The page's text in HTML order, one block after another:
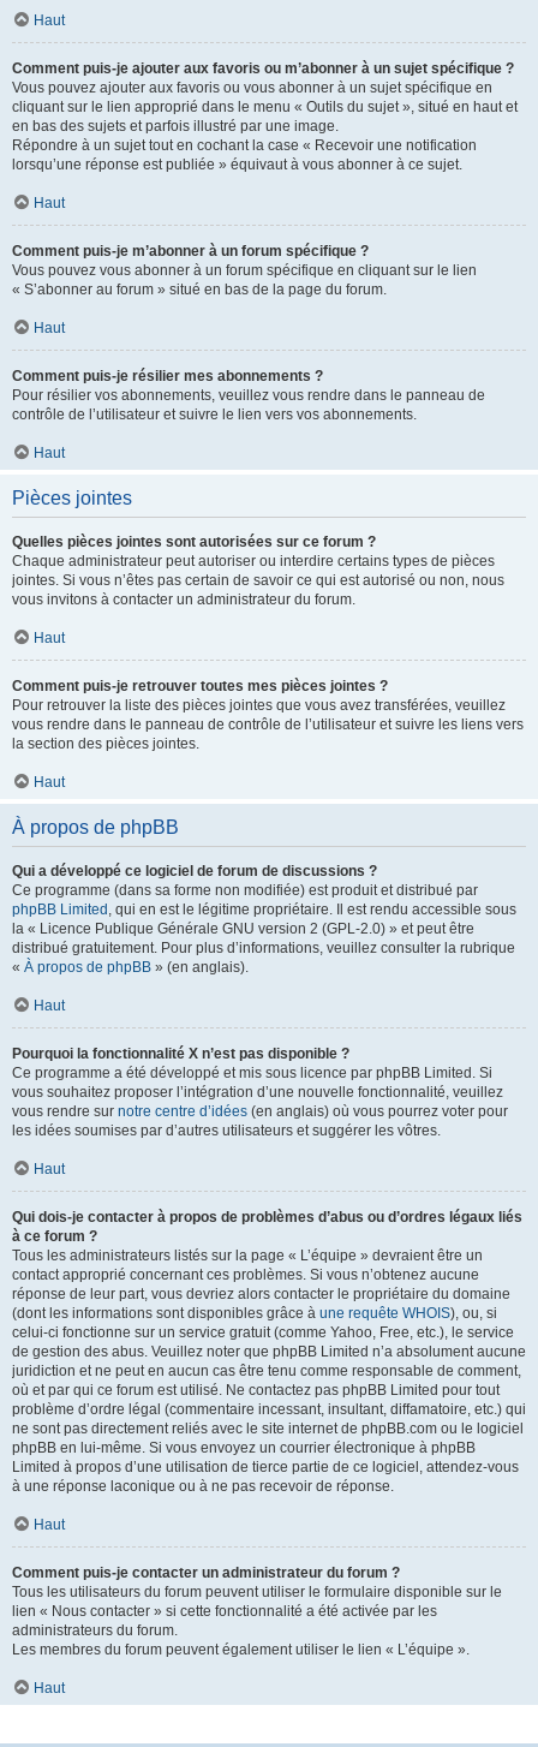
Haut
Comment puis-je ajouter aux favoris ou m’abonner à un sujet spécifique ?
Vous pouvez ajouter aux favoris ou vous abonner à un sujet spécifique en
cliquant sur le lien approprié dans le menu « Outils du sujet », situé en haut et
en bas des sujets et parfois illustré par une image.
Répondre à un sujet tout en cochant la case « Recevoir une notification
lorsqu’une réponse est publiée » équivaut à vous abonner à ce sujet.
Haut
Comment puis-je m’abonner à un forum spécifique ?
Vous pouvez vous abonner à un forum spécifique en cliquant sur le lien
« S’abonner au forum » situé en bas de la page du forum.
Haut
Comment puis-je résilier mes abonnements ?
Pour résilier vos abonnements, veuillez vous rendre dans le panneau de
contrôle de l’utilisateur et suivre le lien vers vos abonnements.
Haut
Pièces jointes
Quelles pièces jointes sont autorisées sur ce forum ?
Chaque administrateur peut autoriser ou interdire certains types de pièces
jointes. Si vous n’êtes pas certain de savoir ce qui est autorisé ou non, nous
vous invitons à contacter un administrateur du forum.
Haut
Comment puis-je retrouver toutes mes pièces jointes ?
Pour retrouver la liste des pièces jointes que vous avez transférées, veuillez
vous rendre dans le panneau de contrôle de l’utilisateur et suivre les liens vers
la section des pièces jointes.
Haut
À propos de phpBB
Qui a développé ce logiciel de forum de discussions ?
Ce programme (dans sa forme non modifiée) est produit et distribué par
phpBB Limited , qui en est le légitime propriétaire. Il est rendu accessible sous
la « Licence Publique Générale GNU version 2 (GPL-2.0) » et peut être
distribué gratuitement. Pour plus d’informations, veuillez consulter la rubrique
« À propos de phpBB » (en anglais).
Haut
Pourquoi la fonctionnalité X n’est pas disponible ?
Ce programme a été développé et mis sous licence par phpBB Limited. Si
vous souhaitez proposer l’intégration d’une nouvelle fonctionnalité, veuillez
vous rendre sur notre centre d’idées (en anglais) où vous pourrez voter pour
les idées soumises par d’autres utilisateurs et suggérer les vôtres.
Haut
Qui dois-je contacter à propos de problèmes d’abus ou d’ordres légaux liés
à ce forum ?
Tous les administrateurs listés sur la page « L’équipe » devraient être un
contact approprié concernant ces problèmes. Si vous n’obtenez aucune
réponse de leur part, vous devriez alors contacter le propriétaire du domaine
(dont les informations sont disponibles grâce à une requête WHOIS), ou, si
celui-ci fonctionne sur un service gratuit (comme Yahoo, Free, etc.), le service
de gestion des abus. Veuillez noter que phpBB Limited n’a absolument aucune
juridiction et ne peut en aucun cas être tenu comme responsable de comment,
où et par qui ce forum est utilisé. Ne contactez pas phpBB Limited pour tout
problème d’ordre légal (commentaire incessant, insultant, diffamatoire, etc.) qui
ne sont pas directement reliés avec le site internet de phpBB.com ou le logiciel
phpBB en lui-même. Si vous envoyez un courrier électronique à phpBB
Limited à propos d’une utilisation de tierce partie de ce logiciel, attendez-vous
à une réponse laconique ou à ne pas recevoir de réponse.
Haut
Comment puis-je contacter un administrateur du forum ?
Tous les utilisateurs du forum peuvent utiliser le formulaire disponible sur le
lien « Nous contacter » si cette fonctionnalité a été activée par les
administrateurs du forum.
Les membres du forum peuvent également utiliser le lien « L’équipe ».
Haut